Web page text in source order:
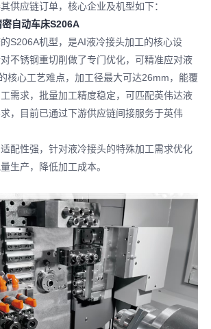
供应链订单，核心企业及机型如下：
自动车床S206A
的S206A机型，是AI液冷接头加工的核心设
不锈钢重切削做了专门优化，可精准应对液
核心工艺难点，加工径最大可达26mm，能覆
需求，批量加工精度稳定，可匹配英伟达液
，目前已通过下游供应链间接服务于英伟
配性强，针对液冷接头的特殊加工需求优化
生产，降低加工成本。